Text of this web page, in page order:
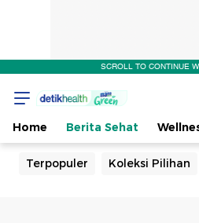
SCROLL TO CONTINUE
Home Berita Sehat
Terpopuler Koleksi Pilihan